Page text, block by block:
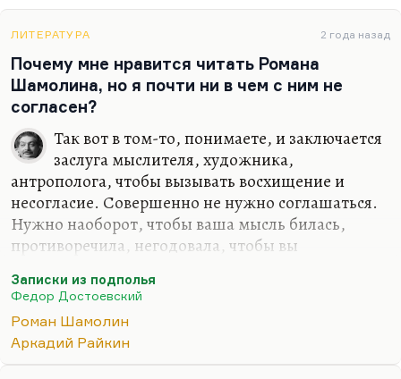
ЛИТЕРАТУРА 2 года назад
Почему мне нравится читать Романа
Шамолина, но я почти ни в чем с ним не
согласен?
Так вот в том-то, понимаете, и заключается
заслуга мыслителя, художника,
антрополога, чтобы вызывать восхищение и
несогласие. Совершенно не нужно соглашаться.
Нужно наоборот, чтобы ваша мысль билась,
противоречила, негодовала, чтобы вы
история, как Константин Аркадьевич Райкин в 24-
летнем возрасте готовил спектакль по «Запискам
из подполья». Дойдя до слов «мне было тогда 24
года» и поняв, что это про него, он с омерзением
Записки из подполья
Федор Достоевский
Роман Шамолин
Аркадий Райкин